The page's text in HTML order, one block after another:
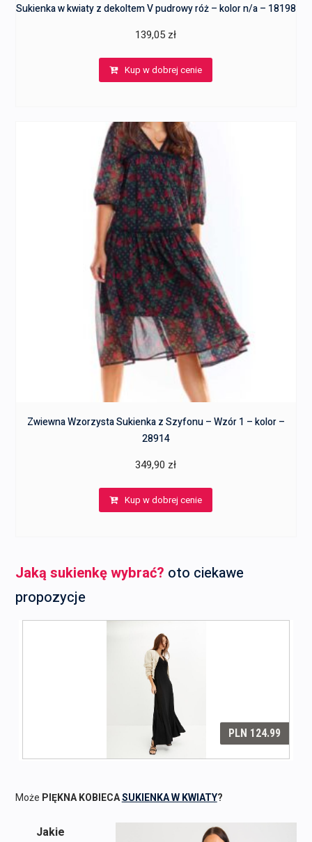
Sukienka w kwiaty z dekoltem V pudrowy róż – kolor n/a – 18198
139,05 zł
Kup w dobrej cenie
Zwiewna Wzorzysta Sukienka z Szyfonu – Wzór 1 – kolor –
28914
349,90 zł
Kup w dobrej cenie
Jaką sukienkę wybrać? oto ciekawe
propozycje
Może PIĘKNA KOBIECASUKIENKA W KWIATY?
Jakie